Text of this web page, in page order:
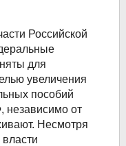
Российской
для
увеличения
пособий
независимо от
Несмотря